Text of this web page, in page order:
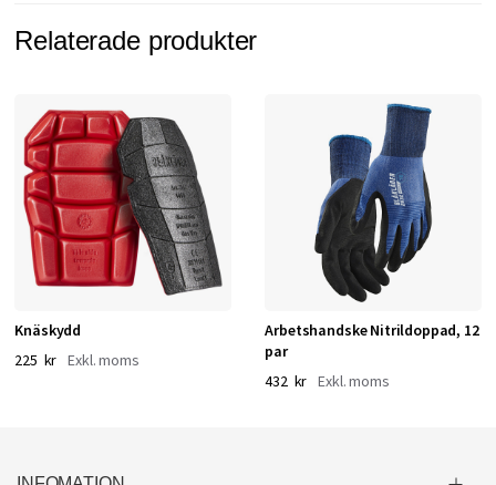
Relaterade produkter
Knäskydd
225 kr
Arbetshandske Nitrildoppad, 12
par
432 kr